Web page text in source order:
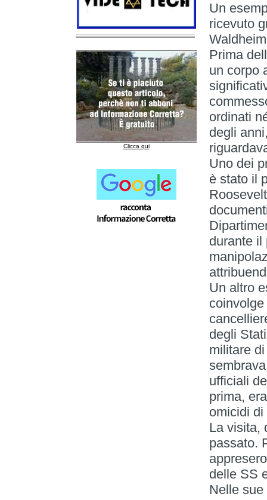
Clicca qui
Un
ricevuto
Prima
un corpo
ordinati
degli
Uno dei
è stato il
durante il
Un altro
degli
militare
ufficiali
prima,
omicidi
La visita,
passato.
delle SS
Nelle